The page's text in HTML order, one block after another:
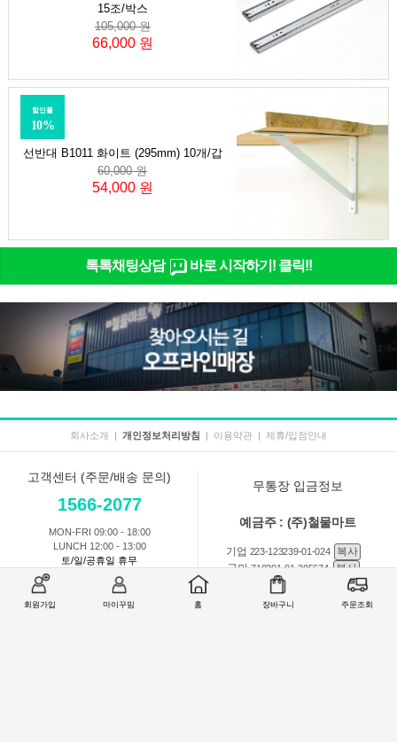
회원가입 마이꾸밈 홈 장바구니 주문조회
15조/박스
105,000 원
66,000 원
선반대 B1011 화이트 (295mm) 10개/갑
할인률
10%
60,000 원
54,000 원
톡톡채팅상담 바로 시작하기! 클릭!!
회사소개 | 개인정보처리방침 | 이용약관 | 제휴/입점안내
고객센터 (주문/배송 문의)
1566-2077
MON-FRI 09:00 - 18:00
LUNCH 12:00 - 13:00
토/일/공휴일 휴무
무통장 입금정보
예금주 : (주)철물마트
기업 223-123239-01-024
복사
국민718201-01-205674
복사
301-0168-3882-11 복사